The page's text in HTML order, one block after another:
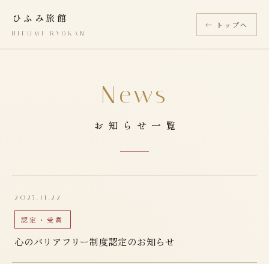
ひふみ旅館
HIFUMI RYOKAN
← トップへ
News
お知らせ一覧
2025.11.22
認定・受賞
心のバリアフリー制度認定のお知らせ